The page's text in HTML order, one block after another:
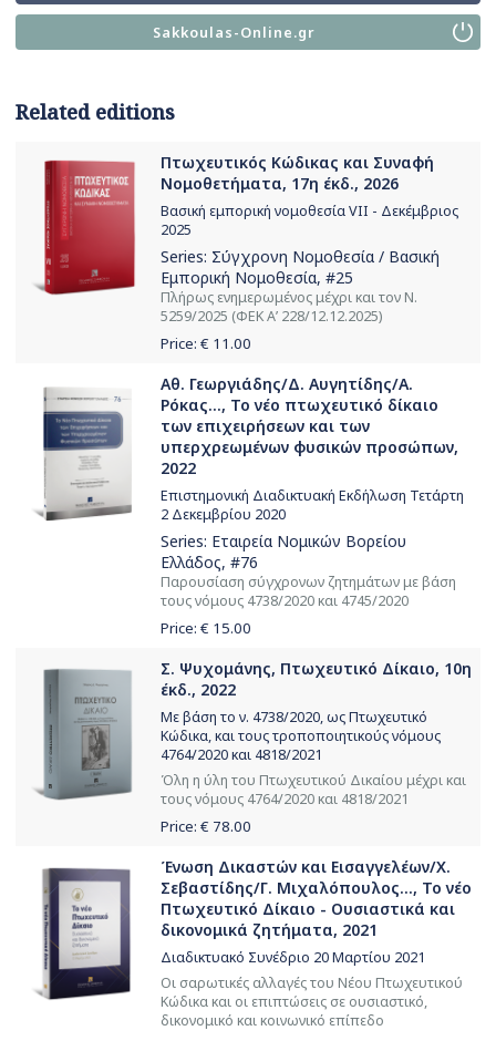
Sakkoulas-Online.gr
Related editions
Πτωχευτικός Κώδικας και Συναφή
Νομοθετήματα, 17η έκδ., 2026
Βασική εμπορική νομοθεσία VII - Δεκέμβριος
2025
Series: Σύγχρονη Νομοθεσία / Βασική
Εμπορική Νομοθεσία, #25
Πλήρως ενημερωμένος μέχρι και τον Ν.
5259/2025 (ΦΕΚ Α’ 228/12.12.2025)
Price: € 11.00
Αθ. Γεωργιάδης/Δ. Αυγητίδης/Α.
Ρόκας..., Το νέο πτωχευτικό δίκαιο
των επιχειρήσεων και των
υπερχρεωμένων φυσικών προσώπων,
2022
Επιστημονική Διαδικτυακή Εκδήλωση Τετάρτη
2 Δεκεμβρίου 2020
Series: Εταιρεία Νομικών Βορείου
Ελλάδος, #76
Παρουσίαση σύγχρονων ζητημάτων με βάση
τους νόμους 4738/2020 και 4745/2020
Price: € 15.00
Σ. Ψυχομάνης, Πτωχευτικό Δίκαιο, 10η
έκδ., 2022
Με βάση το ν. 4738/2020, ως Πτωχευτικό
Κώδικα, και τους τροποποιητικούς νόμους
4764/2020 και 4818/2021
Όλη η ύλη του Πτωχευτικού Δικαίου μέχρι και
τους νόμους 4764/2020 και 4818/2021
Price: € 78.00
Ένωση Δικαστών και Εισαγγελέων/Χ.
Σεβαστίδης/Γ. Μιχαλόπουλος..., Το νέο
Πτωχευτικό Δίκαιο - Ουσιαστικά και
δικονομικά ζητήματα, 2021
Διαδικτυακό Συνέδριο 20 Μαρτίου 2021
Οι σαρωτικές αλλαγές του Νέου Πτωχευτικού
Κώδικα και οι επιπτώσεις σε ουσιαστικό,
δικονομικό και κοινωνικό επίπεδο